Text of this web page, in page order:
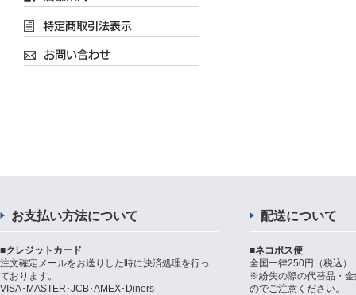
お支払い方法について
■クレジットカード
注文確定メールをお送りした時に決済処理を行っ
ております。
VISA･MASTER･JCB･AMEX･Diners
配送について
■ネコポス便
全国一律250円（税込）
※紛失の際の代替品・
のでご注意ください。